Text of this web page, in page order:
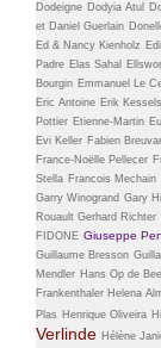
Dodeigne Dodyia Atul
et Daniel Guerlain
Ed & Nancy Kienholz
Padre Elas Sahal
Bourgin Emmanuel Le
Eric Antoine Erik Kessels
Pottier Etienne-Martin
Evi Keller Fabien
France-Noëlle Pellecer
Stella Francois Mechain
Garry Winogrand Gary Hill
Rouault Gerhard Richter
FIDONE Giuseppe
Guillaume Bresson
Mendler Hans Op de
Frankenthaler Helena
Plas Henrique Oliveira
Verlinde Hélène